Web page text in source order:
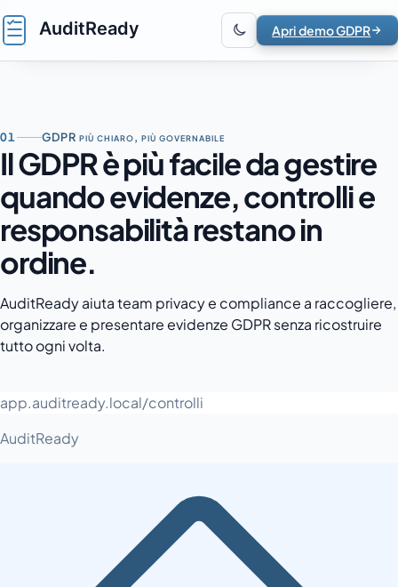
Apri demo GDPR
01 GDPR più chiaro, più governabile
Il GDPR è più facile da gestire
quando evidenze, controlli e
responsabilità restano in
ordine.
AuditReady aiuta team privacy e compliance a raccogliere,
organizzare e presentare evidenze GDPR senza ricostruire
tutto ogni volta.
app.auditready.local/controlli
AuditReady